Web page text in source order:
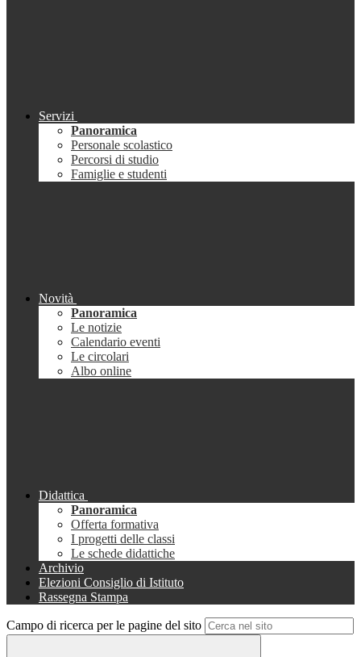
Servizi
Panoramica
Personale scolastico
Percorsi di studio
Famiglie e studenti
Novità
Panoramica
Le notizie
Calendario eventi
Le circolari
Albo online
Didattica
Panoramica
Offerta formativa
I progetti delle classi
Le schede didattiche
Archivio
Elezioni Consiglio di Istituto
Rassegna Stampa
Campo di ricerca per le pagine del sito